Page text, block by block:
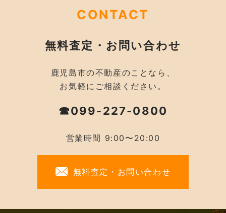
CONTACT
無料査定・お問い合わせ
鹿児島市の不動産のことなら、
お気軽にご相談ください。
☎099-227-0800
営業時間 9:00〜20:00
無料査定・お問い合わせ